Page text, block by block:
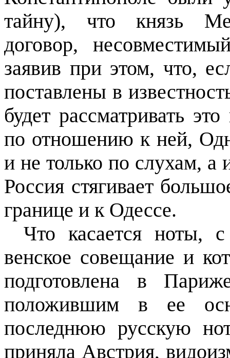
тайну), что князь
договор,
заявив при этом, что,
поставлены в
будет рассматривать
по отношению к ней,
и не только по слухам,
Россия стягивает
границе и к Одессе.
Что касается ноты,
венское совещание и
подготовлена в
положившим в ее
последнюю русскую
приняла Австрия,